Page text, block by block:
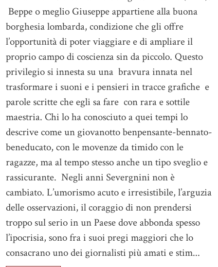
Beppe o meglio Giuseppe appartiene alla buona
borghesia lombarda, condizione che gli offre
l’opportunità di poter viaggiare e di ampliare il
proprio campo di coscienza sin da piccolo. Questo
privilegio si innesta su una bravura innata nel
trasformare i suoni e i pensieri in tracce grafiche e
parole scritte che egli sa fare con rara e sottile
maestria. Chi lo ha conosciuto a quei tempi lo
descrive come un giovanotto benpensante-bennato-
beneducato, con le movenze da timido con le
ragazze, ma al tempo stesso anche un tipo sveglio e
rassicurante. Negli anni Severgnini non è
cambiato. L’umorismo acuto e irresistibile, l’arguzia
delle osservazioni, il coraggio di non prendersi
troppo sul serio in un Paese dove abbonda spesso
l’ipocrisia, sono fra i suoi pregi maggiori che lo
consacrano uno dei giornalisti più amati e stim...